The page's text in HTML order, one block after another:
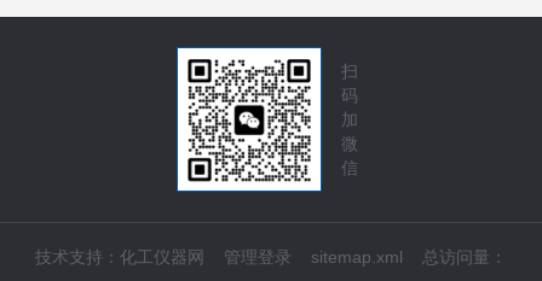
扫
码
加
微
信
技术支持： 化工仪器网 管理登录 sitemap.xml
总访问量：